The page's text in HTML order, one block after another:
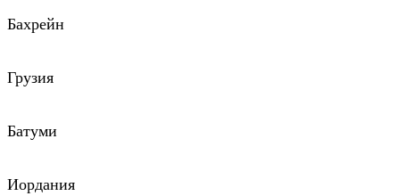
Бахрейн
Грузия
Батуми
Иордания